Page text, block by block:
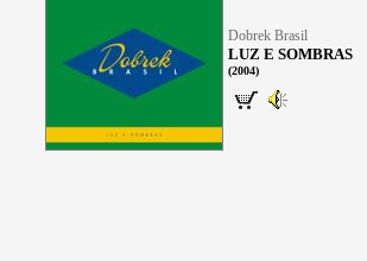
Dobrek Brasil
LUZ E SOMBRAS
(2004)